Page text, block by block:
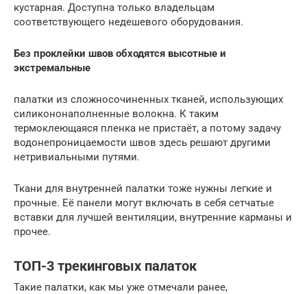
кустарная. Доступна только владельцам
соответствующего недешевого оборудования.
Без проклейки швов обходятся высотные и
экстремальные
палатки из сложносочиненных тканей, использующих
силикононаполненные волокна. К таким
термоклеющаяся пленка не пристаёт, а потому задачу
водонепроницаемости швов здесь решают другими
нетривиальными путями.
Ткани для внутренней палатки тоже нужны легкие и
прочные. Её панели могут включать в себя сетчатые
вставки для лучшей вентиляции, внутренние карманы и
прочее.
ТОП-3 трекинговых палаток
Такие палатки, как мы уже отмечали ранее,